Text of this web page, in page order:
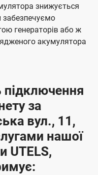
знижується
генераторів або ж
акумулятора
за
вул., 11,
нашої
UTELS,